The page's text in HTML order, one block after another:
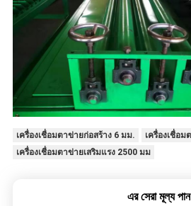
เครื่องเชื่อมตาข่ายก่อสร้าง 6 มม.
เครื่องเชื่อม
เครื่องเชื่อมตาข่ายเสริมแรง 2500 มม
এর সেরা মূল্য পান